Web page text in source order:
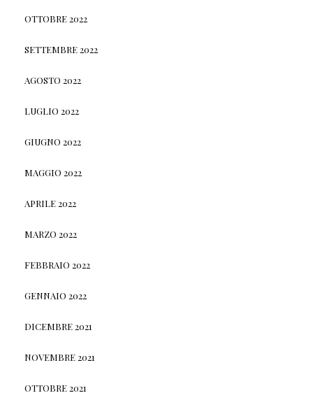
OTTOBRE 2022
SETTEMBRE 2022
AGOSTO 2022
LUGLIO 2022
GIUGNO 2022
MAGGIO 2022
APRILE 2022
MARZO 2022
FEBBRAIO 2022
GENNAIO 2022
DICEMBRE 2021
NOVEMBRE 2021
OTTOBRE 2021